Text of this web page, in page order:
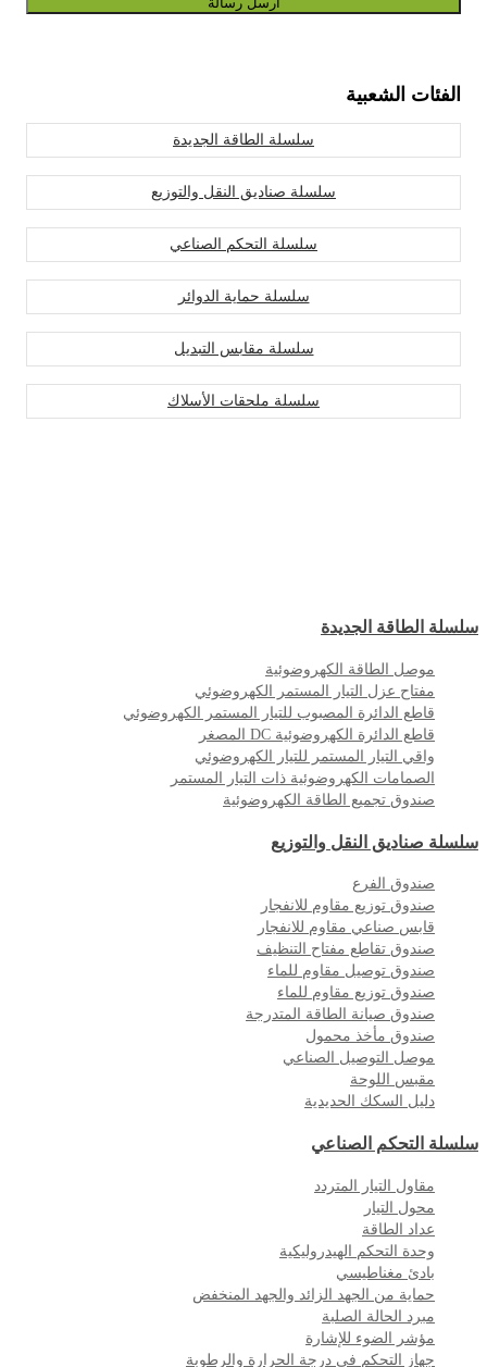
الفئات الشعبية
سلسلة الطاقة الجديدة
سلسلة صناديق النقل والتوزيع
سلسلة التحكم الصناعي
سلسلة حماية الدوائر
سلسلة مقابس التبديل
سلسلة ملحقات الأسلاك
سلسلة الطاقة الجديدة
موصل الطاقة الكهروضوئية
مفتاح عزل التيار المستمر الكهروضوئي
قاطع الدائرة المصبوب للتيار المستمر الكهروضوئي
قاطع الدائرة الكهروضوئية DC المصغر
واقي التيار المستمر للتيار الكهروضوئي
الصمامات الكهروضوئية ذات التيار المستمر
صندوق تجميع الطاقة الكهروضوئية
سلسلة صناديق النقل والتوزيع
صندوق الفرع
صندوق توزيع مقاوم للانفجار
قابس صناعي مقاوم للانفجار
صندوق تقاطع مفتاح التنظيف
صندوق توصيل مقاوم للماء
صندوق توزيع مقاوم للماء
صندوق صيانة الطاقة المتدرجة
صندوق مأخذ محمول
موصل التوصيل الصناعي
مقبس اللوحة
دليل السكك الحديدية
سلسلة التحكم الصناعي
مقاول التيار المتردد
محول التيار
عداد الطاقة
وحدة التحكم الهيدروليكية
بادئ مغناطيسي
حماية من الجهد الزائد والجهد المنخفض
مبرد الحالة الصلبة
مؤشر الضوء للإشارة
جهاز التحكم في درجة الحرارة والرطوبة